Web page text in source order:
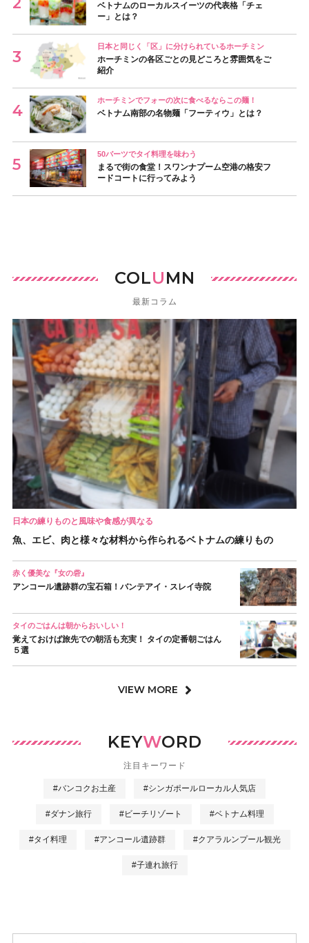
ベトナムのローカルスイーツの代表格「チェ
ー」とは？
日本と同じく「区」に分けられているホーチミン
ホーチミンの各区ごとの見どころと雰囲気をご
紹介
ホーチミンでフォーの次に食べるならこの麺！
ベトナム南部の名物麺「フーティウ」とは？
50バーツでタイ料理を味わう
まるで街の食堂！スワンナプーム空港の格安フ
ードコートに行ってみよう
COLUMN
最新コラム
日本の練りものと風味や食感が異なる
魚、エビ、肉と様々な材料から作られるベトナムの練りもの
赤く優美な『女の砦』
アンコール遺跡群の宝石箱！バンテアイ・スレイ寺院
タイのごはんは朝からおいしい！
覚えておけば旅先での朝活も充実！ タイの定番朝ごはん
５選
VIEW MORE
KEYWORD
注目キーワード
#バンコクお土産 #シンガポールローカル人気店
#ダナン旅行 #ビーチリゾート #ベトナム料理
#タイ料理 #アンコール遺跡群 #クアラルンプール観光
#子連れ旅行